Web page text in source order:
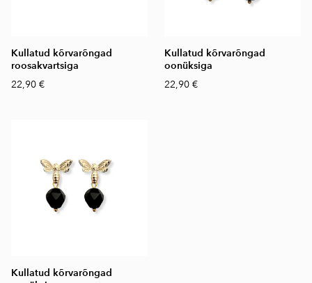
Kullatud kõrvarõngad
roosakvartsiga
22,90 €
Kullatud kõrvarõngad
oonüksiga
22,90 €
Kullatud kõrvarõngad